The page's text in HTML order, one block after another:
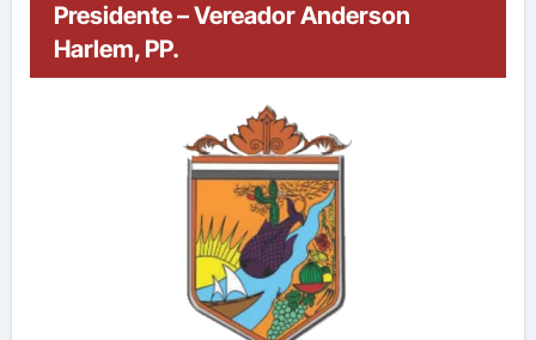
Presidente – Vereador Anderson
Harlem, PP.